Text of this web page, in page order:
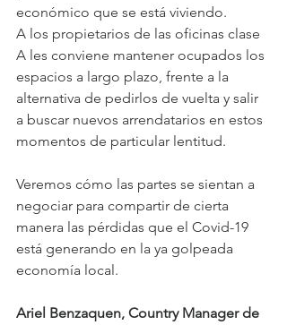
económico que se está viviendo.
A los propietarios de las oficinas clase
A les conviene mantener ocupados los
espacios a largo plazo, frente a la
alternativa de pedirlos de vuelta y salir
a buscar nuevos arrendatarios en estos
momentos de particular lentitud.
Veremos cómo las partes se sientan a
negociar para compartir de cierta
manera las pérdidas que el Covid-19
está generando en la ya golpeada
economía local.
Ariel Benzaquen, Country Manager de